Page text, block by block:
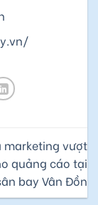
marketing vượt
quảng cáo tại
bay Vân Đồn